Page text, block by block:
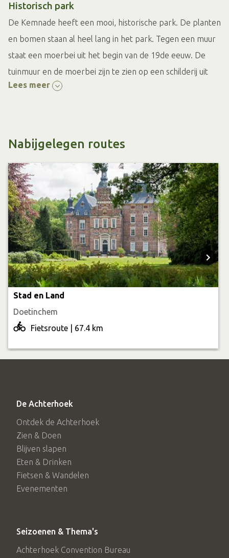
Historisch park
De Kemnade heeft een mooi, historische park. De planten
en bomen staan al heel lang in het park. Tegen een muur
staat een moerbei uit het begin van de 19de eeuw. De
tuinmuur en de moerbei zijn te zien op een schilderij uit
1811. De toegang tot de moestuin wordt gemarkeerd
Bezichtigen
Groepen kunnen op afspraak de tuin en de oude
gewelven bezichtigen. Je wordt dan door de eigenaar
rondgeleid. Duur ca. één uur, minimaal 8 personen.
Contact: dekemnade@gmail.com. Tijdens
Monumentendagen kan je de tuin bezichtigen.
Lees meer
Nabijgelegen routes
Stad en Land
Doetinchem
Fietsroute | 67.4 km
De Achterhoek
Ontdek de Achterhoek
Zien & Doen
Blijven slapen
Eten & Drinken
Fietsen & Wandelen
Evenementen
Seizoenen & Thema's
Achterhoek Convention Bureau